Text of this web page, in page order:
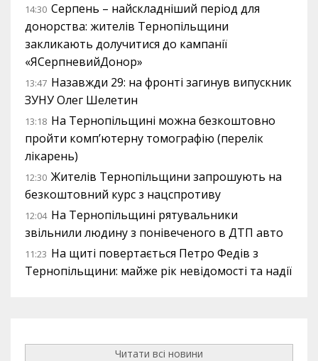
14:30 Серпень – найскладніший період для
донорства: жителів Тернопільщини
закликають долучитися до кампанії
«ЯСерпневийДонор»
13:47 Назавжди 29: на фронті загинув випускник
ЗУНУ Олег Шелетин
13:18 На Тернопільщині можна безкоштовно
пройти комп’ютерну томографію (перелік
лікарень)
12:30 Жителів Тернопільщини запрошують на
безкоштовний курс з нацспротиву
12:04 На Тернопільщині рятувальники
звільнили людину з понівеченого в ДТП авто
11:23 На щиті повертається Петро Федів з
Тернопільщини: майже рік невідомості та надії
Читати всі новини